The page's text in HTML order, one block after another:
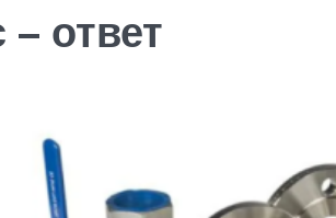
ответ